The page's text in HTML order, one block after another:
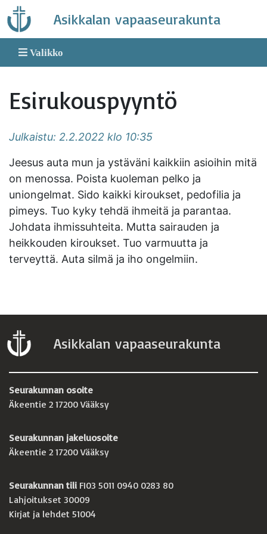
Skip
to
content
Asikkalan vapaaseurakunta
Valikko
Esirukouspyyntö
Julkaistu: 2.2.2022 klo 10:35
Jeesus auta mun ja ystäväni kaikkiin asioihin mitä
on menossa. Poista kuoleman pelko ja
uniongelmat. Sido kaikki kiroukset, pedofilia ja
pimeys. Tuo kyky tehdä ihmeitä ja parantaa.
Johdata ihmissuhteita. Mutta sairauden ja
heikkouden kiroukset. Tuo varmuutta ja
terveyttä. Auta silmä ja iho ongelmiin.
Asikkalan vapaaseurakunta
Seurakunnan osoite
Äkeentie 2 17200 Vääksy
Seurakunnan jakeluosoite
Äkeentie 2 17200 Vääksy
Seurakunnan tili FI03 5011 0940 0283 80
Lahjoitukset 30009
Kirjat ja lehdet 51004